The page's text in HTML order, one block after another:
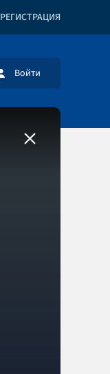
РЕГИСТРАЦИЯ
Войти